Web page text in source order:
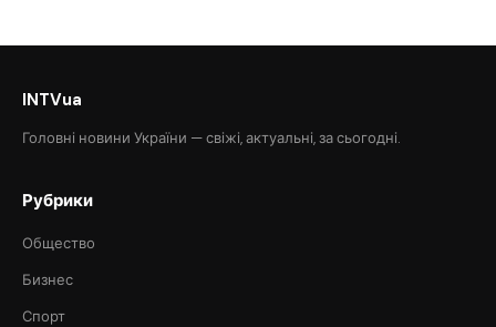
INTVua
Головні новини України — свіжі, актуальні, за сьогодні.
Рубрики
Общество
Бизнес
Спорт